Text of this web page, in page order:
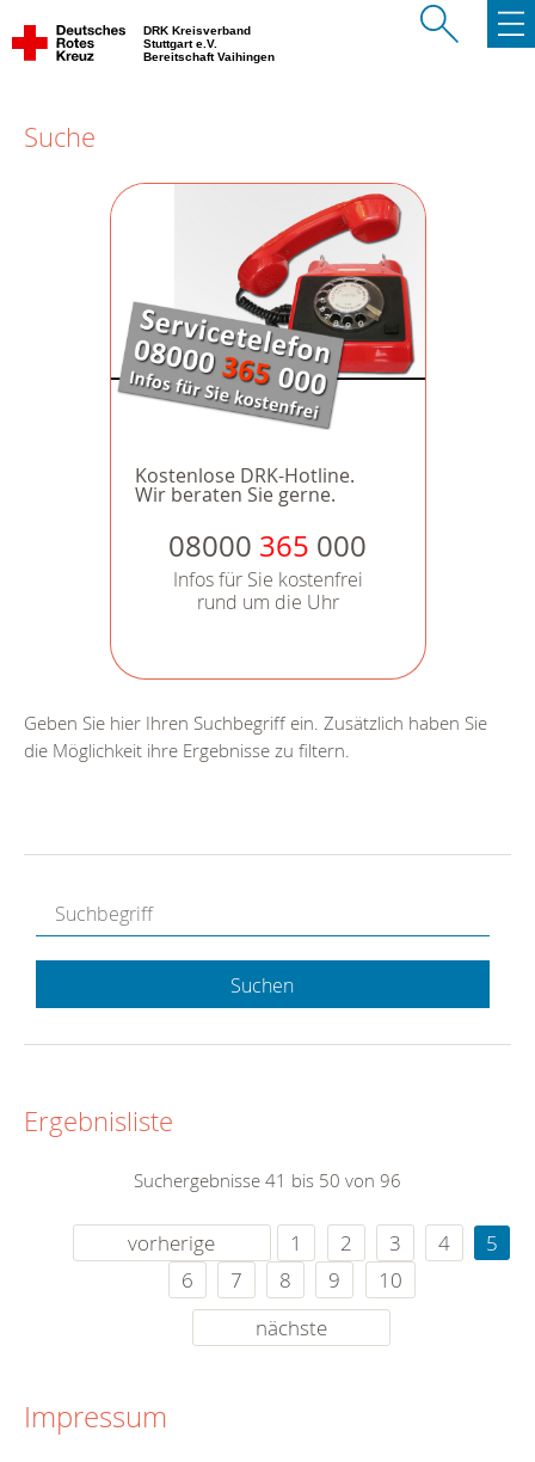
DRK Kreisverband
Stuttgart e.V.
Bereitschaft Vaihingen
Suche
Kostenlose DRK-Hotline.
Wir beraten Sie gerne.
08000 365 000
Infos für Sie kostenfrei
rund um die Uhr
Geben Sie hier Ihren Suchbegriff ein. Zusätzlich haben Sie
die Möglichkeit ihre Ergebnisse zu filtern.
Suchen
Ergebnisliste
Suchergebnisse 41 bis 50 von 96
vorherige 1 2 3 4
5
6
7 8 9
10
nächste
Impressum